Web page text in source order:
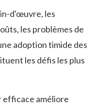
d'œuvre, les
les problèmes de
adoption timide des
les défis les plus
efficace améliore